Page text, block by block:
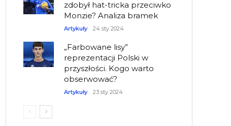
zdobył hat-tricka przeciwko
Monzie? Analiza bramek
Artykuły 24 sty 2024
„Farbowane lisy”
reprezentacji Polski w
przyszłości. Kogo warto
obserwować?
Artykuły 23 sty 2024